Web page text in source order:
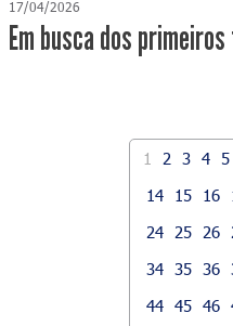
17/04/2026
​Em busca dos
1 2 3 4 5
14
15 16
24
25 26
34 35 36
44 45 46